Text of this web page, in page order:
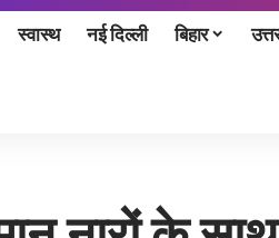
स्वास्थ नई दिल्ली बिहार